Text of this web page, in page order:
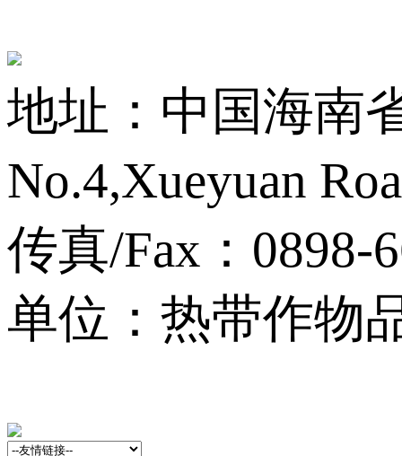
地址：中国海南
No.4,Xueyuan
传真/Fax：0898-
单位：热带作物